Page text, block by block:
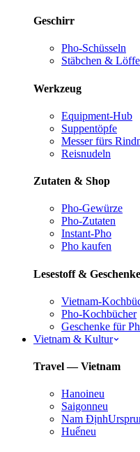
Geschirr
Pho-Schüsseln
Stäbchen &
Werkzeug
Equipment-Hub
Suppentöpfe
Messer fürs Rind
Reisnudeln
Zutaten & Shop
Pho-Gewürze
Pho-Zutaten
Instant-Pho
Pho kaufen
Lesestoff & Geschenke
Vietnam-
Pho-Kochbücher
Geschenke für
Vietnam & Kultur
Travel — Vietnam
Hanoineu
Saigonneu
Nam Định
Huếneu